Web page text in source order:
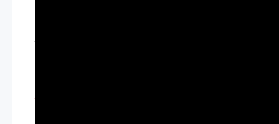
ASSAMESE
দাবী কৰা ভিডিওটো ডিজিটেলভাৱে সম্পাদিত
ASSAMESE